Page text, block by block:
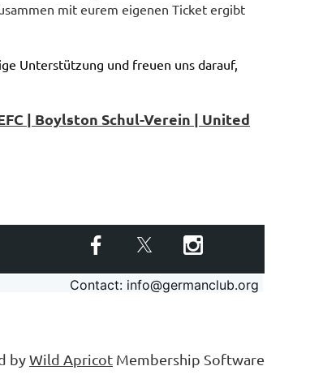
mit eurem eigenen Ticket ergibt
Unterstützung und freuen uns darauf,
| Boylston Schul-Verein | United
Contact: info@germanclub.org
byWild Apricot Membership Software